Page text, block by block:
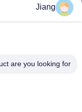
المنتجات
فيديوهات
حولنا
Jiang
are you looking for?